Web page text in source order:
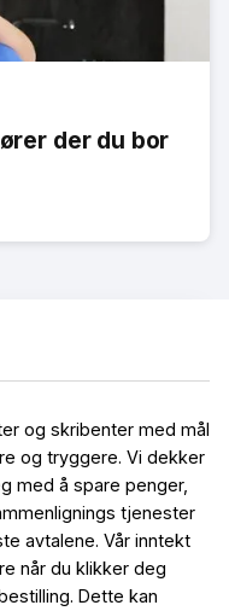
der du bor
og skribenter med mål
og tryggere. Vi dekker
med å spare penger,
tjenester
avtalene. Vår inntekt
når du klikker deg
Dette kan